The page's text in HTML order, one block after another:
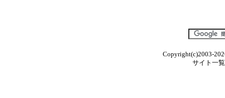
Copyright(c)2003-
サイト一